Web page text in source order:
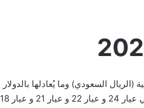
الذهب اليوم 25 اكتوبر 2022 ،بالعملة الوطنية (الريال السعودي) وما يُعادلها بالدولار
الأمريكي، بمختلف أعيرة الذهب ومن العيارات المستخدمه كثيرا” في سوق الذهب هي عيار 24 و عيار 22 و عيار 21 و عيار 18